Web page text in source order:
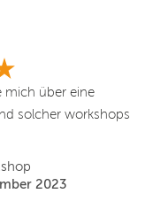
mich über eine
solcher workshops
2023